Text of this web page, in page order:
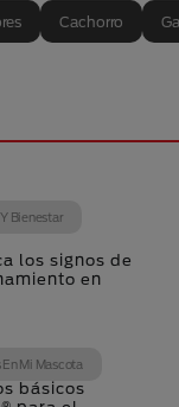
Cachorro
Bienestar
los signos de
en
Mi Mascota
básicos